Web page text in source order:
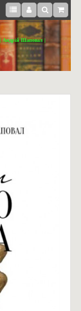
| Андрій Шаповал |